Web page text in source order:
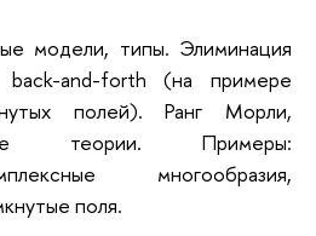
модели, типы. Элиминация
back-and-forth (на примере
полей). Ранг Морли,
теории. Примеры:
многообразия,
поля.